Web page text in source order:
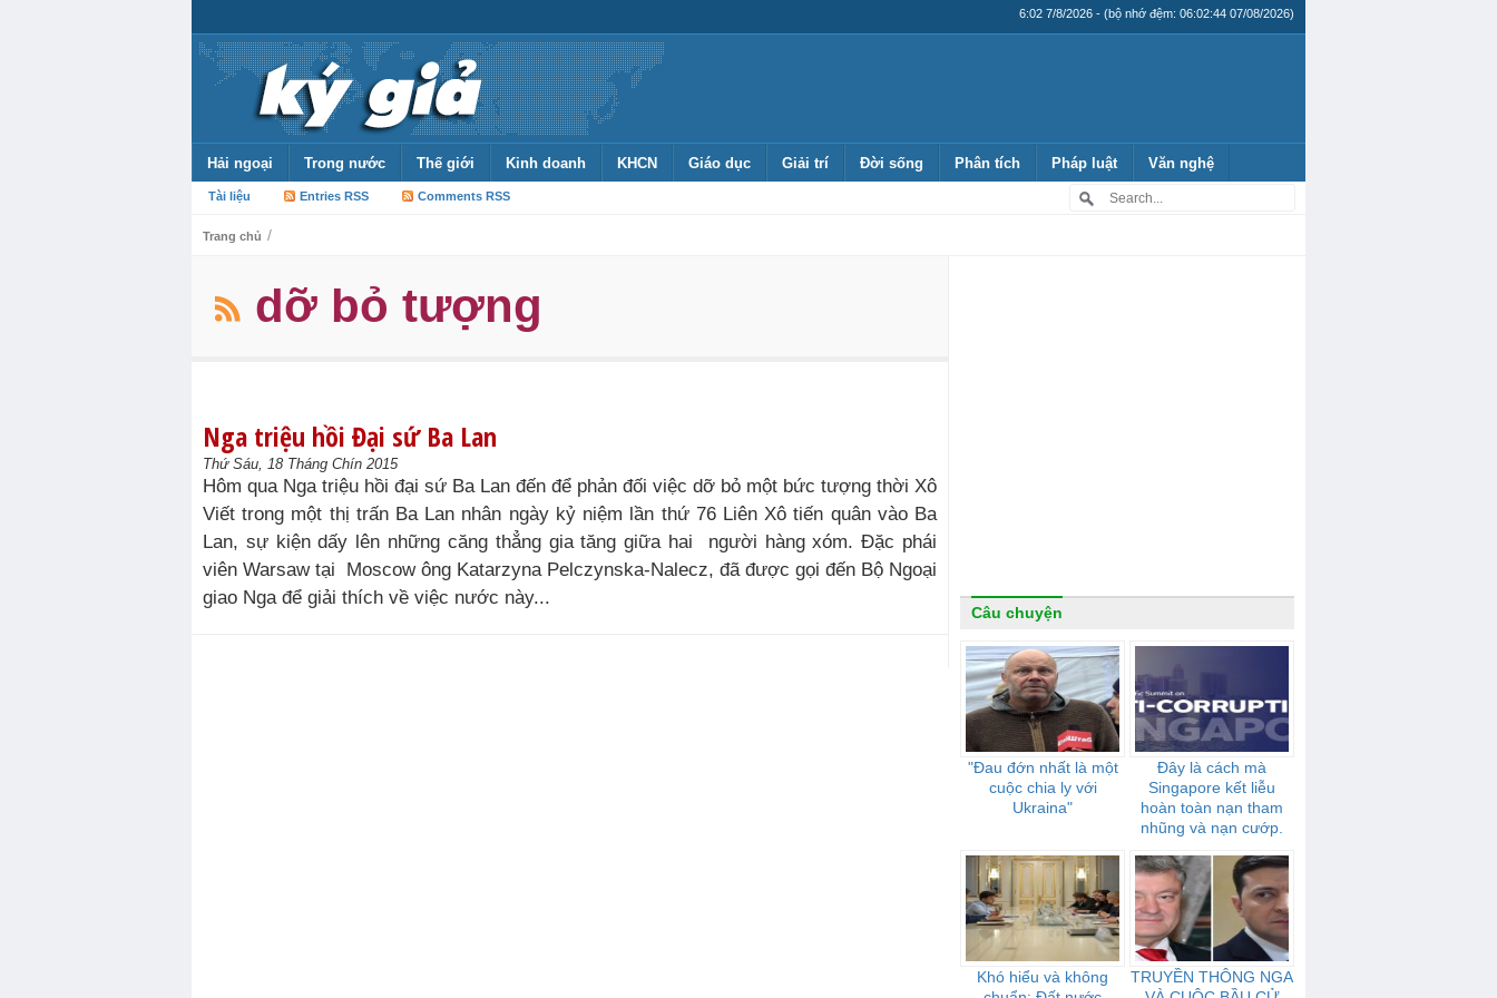
6:02 7/8/2026 - (bộ nhớ đệm: 06:02:44 07/08/2026)
Hải ngoại Trong nước Thế giới Kinh doanh KHCN Giáo dục Giải trí Đời sống Phân tích Pháp luật Văn nghệ
Tài liệu Entries RSS Comments RSS
Trang chủ /
dỡ bỏ tượng
Nga triệu hồi Đại sứ Ba Lan
Thứ Sáu, 18 Tháng Chín 2015
Hôm qua Nga triệu hồi đại sứ Ba Lan đến để phản đối việc dỡ bỏ một bức tượng thời Xô
Viết trong một thị trấn Ba Lan nhân ngày kỷ niệm lần thứ 76 Liên Xô tiến quân vào Ba
Lan, sự kiện dấy lên những căng thẳng gia tăng giữa hai người hàng xóm. Đặc phái
viên Warsaw tại Moscow ông Katarzyna Pelczynska-Nalecz, đã được gọi đến Bộ Ngoại
giao Nga để giải thích về việc nước này...
Câu chuyện
"Đau đớn nhất là một
cuộc chia ly với
Ukraina"
Đây là cách mà
Singapore kết liễu
hoàn toàn nạn tham
nhũng và nạn cướp.
Khó hiểu và không
TRUYỀN THÔNG NGA